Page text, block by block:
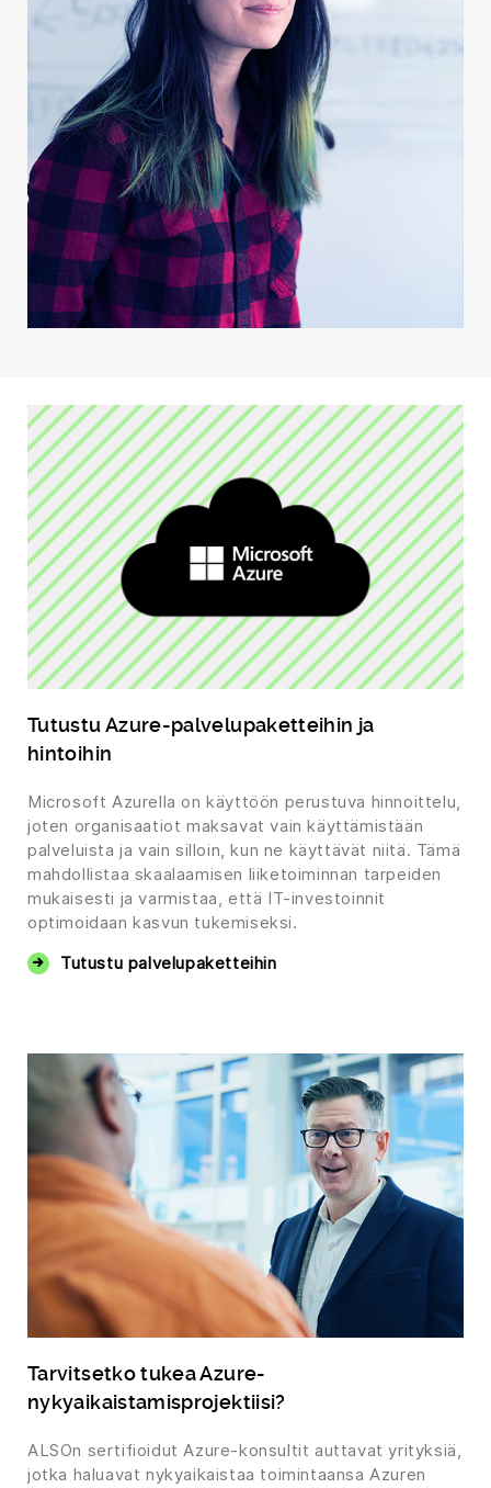
Tutustu Azure-palvelupaketteihin ja
hintoihin
Microsoft Azurella on käyttöön perustuva hinnoittelu,
joten organisaatiot maksavat vain käyttämistään
palveluista ja vain silloin, kun ne käyttävät niitä. Tämä
mahdollistaa skaalaamisen liiketoiminnan tarpeiden
mukaisesti ja varmistaa, että IT-investoinnit
optimoidaan kasvun tukemiseksi.
Tutustu palvelupaketteihin
Tarvitsetko tukea Azure-
nykyaikaistamisprojektiisi?
ALSOn sertifioidut Azure-konsultit auttavat yrityksiä,
jotka haluavat nykyaikaistaa toimintaansa Azuren